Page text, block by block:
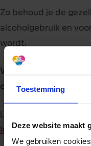
Toestemming
Deze website maakt
We gebruiken
Zo behoud je de
alcoholgebruik en
wordt.
Wil je nog meer
drinken?
levert het op